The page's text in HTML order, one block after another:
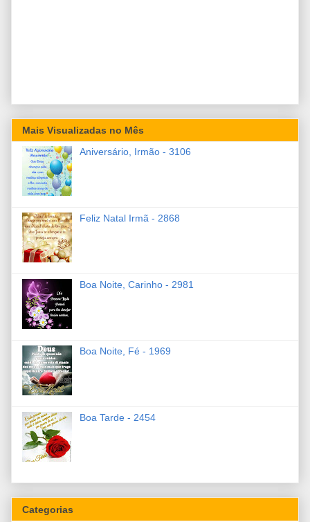
Mais Visualizadas no Mês
Aniversário, Irmão - 3106
Feliz Natal Irmã - 2868
Boa Noite, Carinho - 2981
Boa Noite, Fé - 1969
Boa Tarde - 2454
Categorias